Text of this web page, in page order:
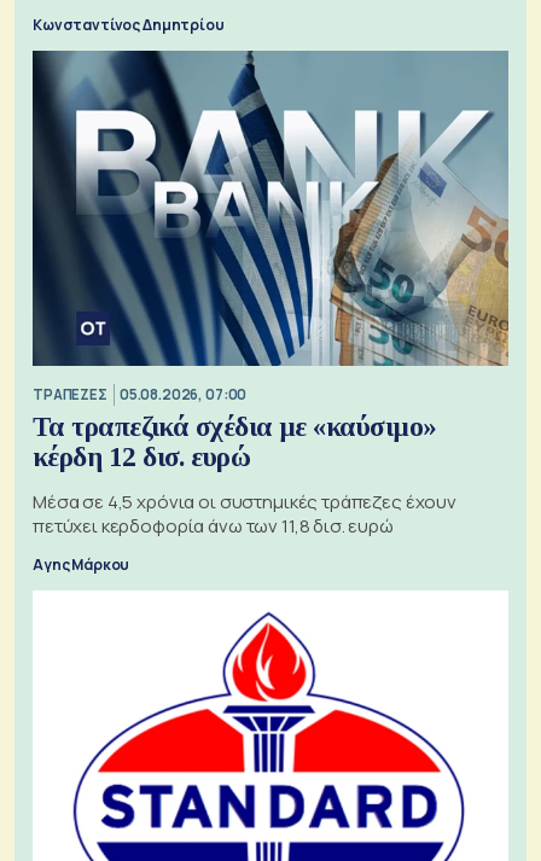
Κωνσταντίνος Δημητρίου
ΤΡΑΠΕΖΕΣ 05.08.2026, 07:00
Τα τραπεζικά σχέδια με «καύσιμο»
κέρδη 12 δισ. ευρώ
Μέσα σε 4,5 χρόνια οι συστημικές τράπεζες έχουν
πετύχει κερδοφορία άνω των 11,8 δισ. ευρώ
Αγης Μάρκου